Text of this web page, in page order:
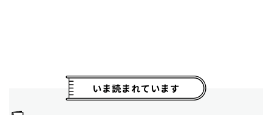
いま読まれています